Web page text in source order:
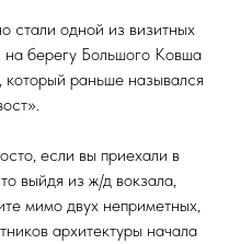
стали одной из визитных
на берегу Большого Ковша
раньше назывался
если вы приехали в
выйдя из ж/д вокзала,
мимо двух неприметных,
архитектуры начала